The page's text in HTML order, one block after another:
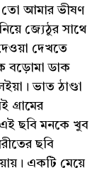
তো আমার ভীষণ
জ্যেঠুর সাথে
দেখতে
বড়োমা ডাক
ভাত ঠাণ্ডা
গ্রামের
ছবি মনকে খুব
ছবি
একটি মেয়ে